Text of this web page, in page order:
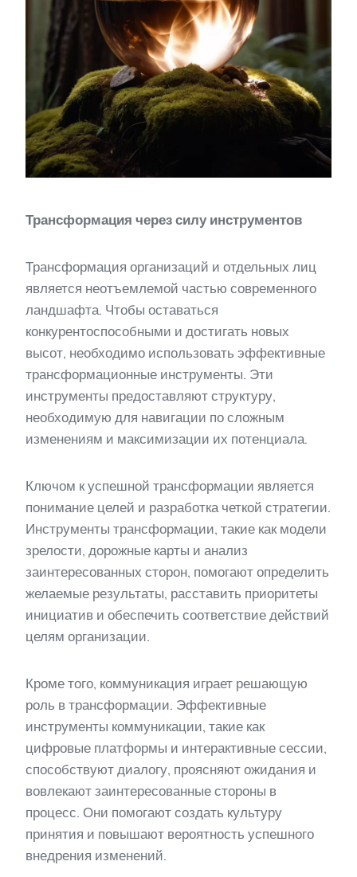
Трансформация через силу инструментов
Трансформация организаций и отдельных лиц
является неотъемлемой частью современного
ландшафта. Чтобы оставаться
конкурентоспособными и достигать новых
высот, необходимо использовать эффективные
трансформационные инструменты. Эти
инструменты предоставляют структуру,
необходимую для навигации по сложным
изменениям и максимизации их потенциала.
Ключом к успешной трансформации является
понимание целей и разработка четкой стратегии.
Инструменты трансформации, такие как модели
зрелости, дорожные карты и анализ
заинтересованных сторон, помогают определить
желаемые результаты, расставить приоритеты
инициатив и обеспечить соответствие действий
целям организации.
Кроме того, коммуникация играет решающую
роль в трансформации. Эффективные
инструменты коммуникации, такие как
цифровые платформы и интерактивные сессии,
способствуют диалогу, проясняют ожидания и
вовлекают заинтересованные стороны в
процесс. Они помогают создать культуру
принятия и повышают вероятность успешного
внедрения изменений.